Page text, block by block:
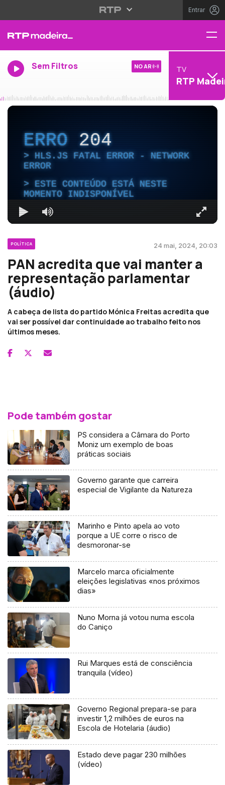
Entrar
Sem Filtros NO AR TV
RTP
ERRO204
HLS.JS FATAL ERROR - NETWORK
ERROR
ESTE CONTEÚDO ESTÁ NESTE
MOMENTO INDISPONÍVEL
POLÍTICA 24 mai, 2024, 20:03
PAN acredita que vai manter a
representação parlamentar
(áudio)
A cabeça de lista do partido Mónica Freitas acredita que
vai ser possível dar continuidade ao trabalho feito nos
últimos meses.
Pode também gostar
PS considera a Câmara do Porto
Moniz um exemplo de boas
práticas sociais
Governo garante que carreira
especial de Vigilante da Natureza
Marinho e Pinto apela ao voto
porque a UE corre o risco de
desmoronar-se
Marcelo marca oficialmente
eleições legislativas «nos próximos
dias»
Nuno Morna já votou numa escola
do Caniço
Rui Marques está de consciência
tranquila (vídeo)
Governo Regional prepara-se para
investir 1,2 milhões de euros na
Escola de Hotelaria (áudio)
Estado deve pagar 230 milhões
(vídeo)